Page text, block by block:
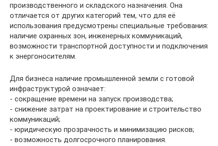
производственного и складского назначения. Она
отличается от других категорий тем, что для её
использования предусмотрены специальные требования:
наличие охранных зон, инженерных коммуникаций,
возможности транспортной доступности и подключения
к энергоносителям.
Для бизнеса наличие промышленной земли с готовой
инфраструктурой означает:
- сокращение времени на запуск производства;
- снижение затрат на проектирование и строительство
коммуникаций;
- юридическую прозрачность и минимизацию рисков;
- возможность долгосрочного планирования.